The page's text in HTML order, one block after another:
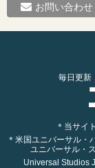
お問い合わせ
毎日更新
＊当サイ
＊米国ユニバーサル・
ユニバーサル・
Universal Studios